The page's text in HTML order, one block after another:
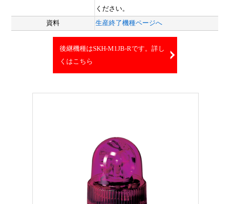
ください。
資料
生産終了機種ページへ
後継機種はSKH-M1JB-Rです。詳し
くはこちら